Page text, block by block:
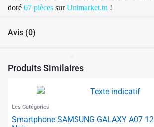
doré 67 pièces surUnimarket.tn !
Avis (0)
Produits Similaires
Les Catégories
Smartphone SAMSUNG GALAXY A07
✱